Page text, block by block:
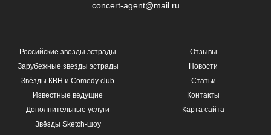
concert-agent@mail.ru
Российские звезды эстрады
Зарубежные звезды эстрады
Звёзды КВН и Comedy club
Известные ведущие
Дополнительные услуги
Звёзды Sketch-шоу
Отзывы
Новости
Статьи
Контакты
Карта сайта